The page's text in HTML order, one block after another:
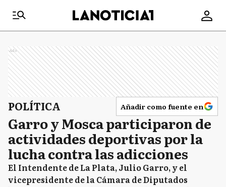
Ads
POLÍTICA Añadir como fuente en
Garro y Mosca participaron de
actividades deportivas por la
lucha contra las adicciones
El Intendente de La Plata, Julio Garro, y el
vicepresidente de la Cámara de Diputados